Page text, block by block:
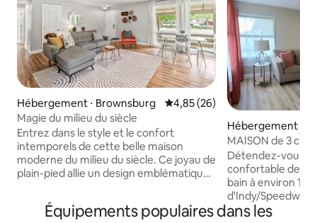
Hébergement ⋅ Brownsburg Évaluation moyenne sur la
4,85 (26)
Magie du milieu du siècle
Entrez dans le style et le confort
intemporels de cette belle maison
moderne du milieu du siècle. Ce joyau de
plain-pied allie un design emblématique
contemporaines pour créer l'escapade
parfaite pour les couples, les familles ou
Hébergement ⋅
MAISON de 3
clôturée et salle
d'Indianapolis
Détendez-vous
confortable de 3
bain à environ 10
d'Indy/Speedway,
centre-ville ! Le
Équipements populaires dans les